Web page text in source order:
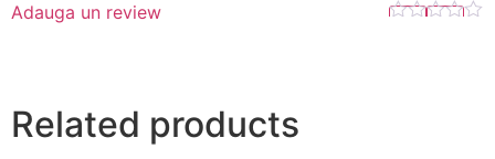
Adauga un review
Related products